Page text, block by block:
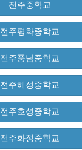
전주중학교
전주평화중학교
전주풍남중학교
전주해성중학교
전주호성중학교
전주화정중학교